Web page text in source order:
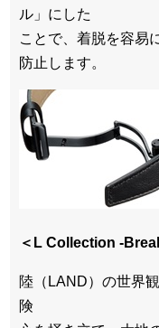
ル」にした
ことで、着脱を容易
防止します。
＜L Collection -
陸（LAND）の世界
険